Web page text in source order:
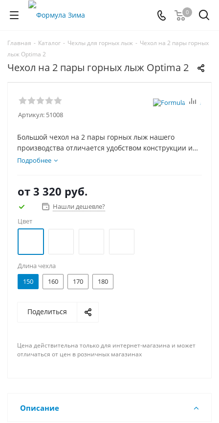
0
Главная - Каталог - Чехлы для горных лыж - Чехол на 2 пары горных
лыж Optima 2
Чехол на 2 пары горных лыж Optima 2
Артикул: 51008
Большой чехол на 2 пары горных лыж нашего
производства отличается удобством конструкции и
доступной ценой. Низ чехла усилен специальной
стяжки для фиксации лыж.
Подробнее
от 3 320 руб.
Нашли дешевле?
Цвет
Длина чехла
150
160 170 180
Поделиться
Цена действительна только для интернет-магазина и может
отличаться от цен в розничных магазинах
Описание